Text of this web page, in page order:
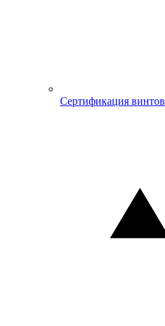
Сертификация винтов